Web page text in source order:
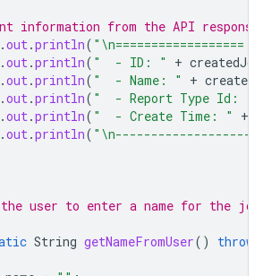
information from the API
.out.println(
.out.println( "  - ID: " + createdJob
.out.println( "  - Name: " +
.out.println( "  - Report Type Id: "
.out.println( "  - Create Time: " +
.out.println(
user to enter a name for the
String getNameFromUser() throws